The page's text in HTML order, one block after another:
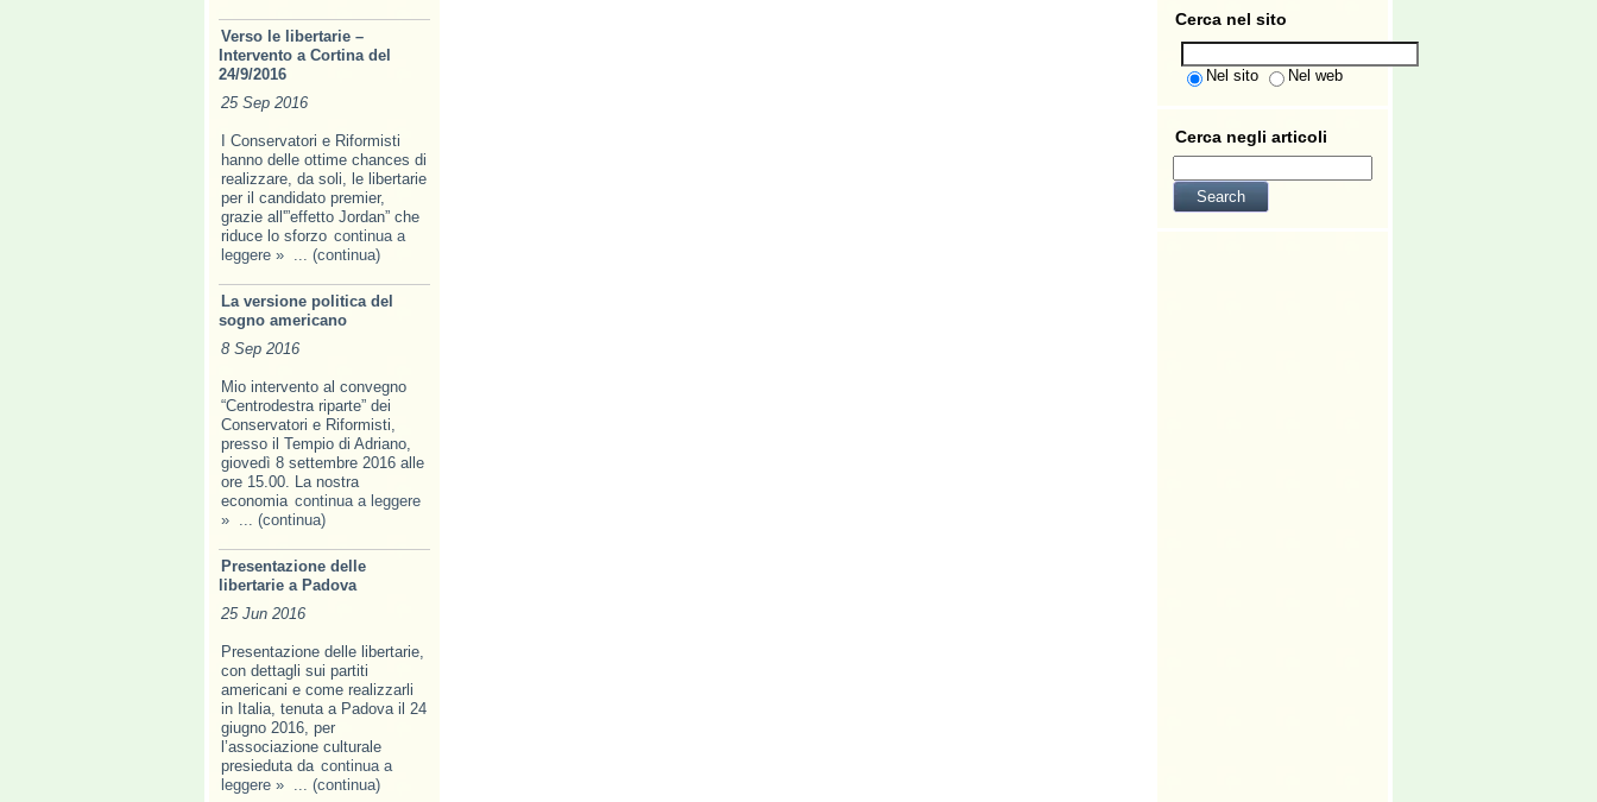
Verso le libertarie –
Intervento a Cortina del
24/9/2016
25 Sep 2016
I Conservatori e Riformisti
hanno delle ottime chances di
realizzare, da soli, le libertarie
per il candidato premier,
grazie all'”effetto Jordan” che
riduce lo sforzo continua a
leggere » ... (continua)
La versione politica del
sogno americano
8 Sep 2016
Mio intervento al convegno
“Centrodestra riparte” dei
Conservatori e Riformisti,
presso il Tempio di Adriano,
giovedì 8 settembre 2016 alle
ore 15.00. La nostra
economia continua a leggere
» ... (continua)
Presentazione delle
libertarie a Padova
25 Jun 2016
Presentazione delle libertarie,
con dettagli sui partiti
americani e come realizzarli
in Italia, tenuta a Padova il 24
giugno 2016, per
l’associazione culturale
presieduta da continua a
leggere » ... (continua)
Cerca nel sito
Nel sito Nel web
Cerca negli articoli